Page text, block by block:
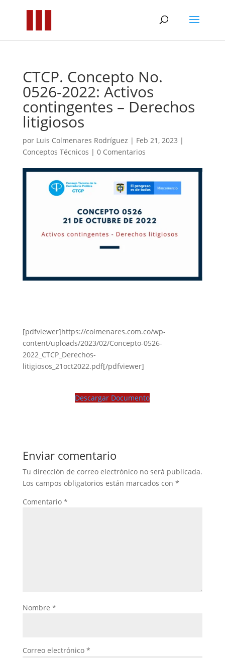
CTCP. Concepto No.
0526-2022: Activos
contingentes – Derechos
litigiosos
por Luis Colmenares Rodríguez | Feb 21, 2023 |
Conceptos Técnicos | 0 Comentarios
[pdfviewer]https://colmenares.com.co/wp-
content/uploads/2023/02/Concepto-0526-
2022_CTCP_Derechos-
litigiosos_21oct2022.pdf[/pdfviewer]
Descargar Documento
Enviar comentario
Tu dirección de correo electrónico no será publicada.
Los campos obligatorios están marcados con *
Comentario *
Nombre *
Correo electrónico *